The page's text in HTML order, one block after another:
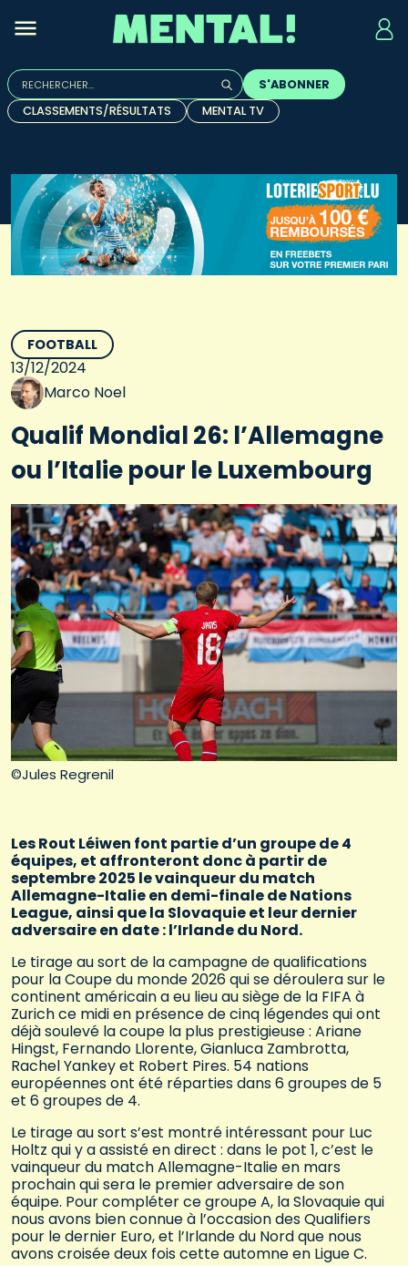
Rechercher :
Quand les résultats de l'auto-complétion sont
S'ABONNER
CLASSEMENTS/RÉSULTATS
MENTAL TV
©Jules Regrenil
FOOTBALL
13/12/2024
Marco Noel
Qualif Mondial 26: l’Allemagne
ou l’Italie pour le Luxembourg
Les Rout Léiwen font partie d’un groupe de 4
équipes, et affronteront donc à partir de
septembre 2025 le vainqueur du match
Allemagne-Italie en demi-finale de Nations
League, ainsi que la Slovaquie et leur dernier
adversaire en date : l’Irlande du Nord.
Le tirage au sort de la campagne de qualifications
pour la Coupe du monde 2026 qui se déroulera sur le
continent américain a eu lieu au siège de la FIFA à
Zurich ce midi en présence de cinq légendes qui ont
déjà soulevé la coupe la plus prestigieuse : Ariane
Hingst, Fernando Llorente, Gianluca Zambrotta,
Rachel Yankey et Robert Pires. 54 nations
européennes ont été réparties dans 6 groupes de 5
et 6 groupes de 4.
Le tirage au sort s’est montré intéressant pour Luc
Holtz qui y a assisté en direct : dans le pot 1, c’est le
vainqueur du match Allemagne-Italie en mars
prochain qui sera le premier adversaire de son
équipe. Pour compléter ce groupe A, la Slovaquie qui
nous avons bien connue à l’occasion des Qualifiers
pour le dernier Euro, et l’Irlande du Nord que nous
avons croisée deux fois cette automne en Ligue C.